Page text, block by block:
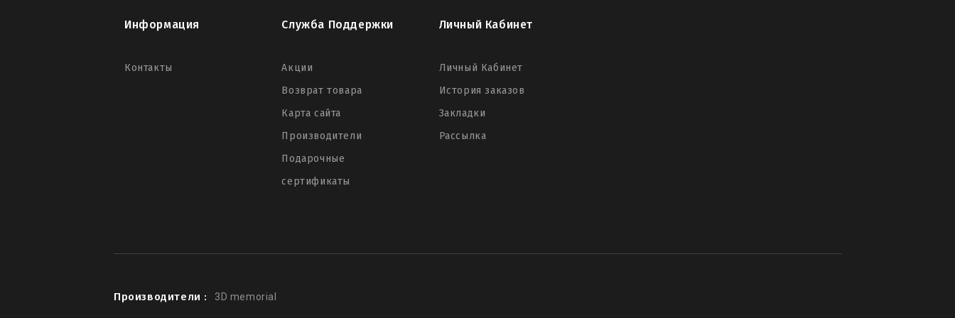
Информация
Контакты
Служба Поддержки
Акции
Возврат товара
Карта сайта
Производители
Подарочные
сертификаты
Личный Кабинет
Личный Кабинет
История заказов
Закладки
Рассылка
Производители : 3D memorial